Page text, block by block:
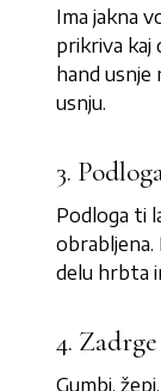
Ima jakna
prikriva kaj
hand usnje
usnju.
3.
Podloga ti
obrabljena.
delu hrbta
4.
Gumbi,